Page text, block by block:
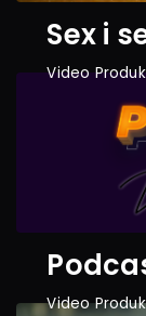
Sex i
Video
Video